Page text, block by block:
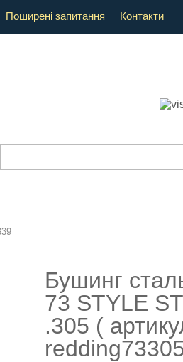
Поширені запитання Контакти
Бушинг
73 STYLE
.305 (